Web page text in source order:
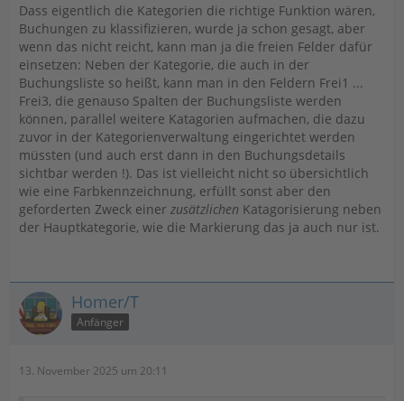
Dass eigentlich die Kategorien die richtige Funktion wären,
Buchungen zu klassifizieren, wurde ja schon gesagt, aber
wenn das nicht reicht, kann man ja die freien Felder dafür
einsetzen: Neben der Kategorie, die auch in der
Buchungsliste so heißt, kann man in den Feldern Frei1 ...
Frei3, die genauso Spalten der Buchungsliste werden
können, parallel weitere Katagorien aufmachen, die dazu
zuvor in der Kategorienverwaltung eingerichtet werden
müssten (und auch erst dann in den Buchungsdetails
sichtbar werden !). Das ist vielleicht nicht so übersichtlich
wie eine Farbkennzeichnung, erfüllt sonst aber den
geforderten Zweck einer zusätzlichen Katagorisierung neben
der Hauptkategorie, wie die Markierung das ja auch nur ist.
Homer/T
Anfänger
13. November 2025 um 20:11